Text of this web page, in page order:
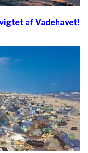
af Vadehavet!